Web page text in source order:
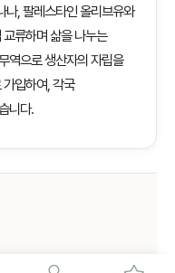
나, 팔레스타인 올리브유와
류하며 삶을 나누는
역으로 생산자의 자립을
입하여, 각국
니다.